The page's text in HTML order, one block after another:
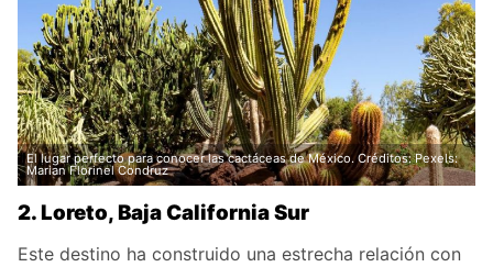
El lugar perfecto para conocer las cactáceas de México. Créditos: Pexels:
Marian Florinel Condruz
2. Loreto, Baja California Sur
Este destino ha construido una estrecha relación con